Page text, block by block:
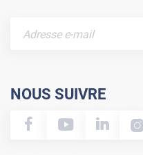
NOUS SUIVRE